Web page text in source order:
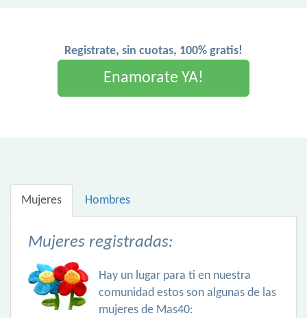
Registrate, sin cuotas, 100% gratis!
Enamorate YA!
Mujeres Hombres
Mujeres registradas:
Hay un lugar para ti en nuestra
comunidad estos son algunas de las
mujeres de Mas40: